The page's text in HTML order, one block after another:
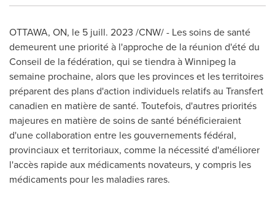
OTTAWA, ON, le 5 juill. 2023 /CNW/ - Les soins de santé
demeurent une priorité à l'approche de la réunion d'été du
Conseil de lafédération, qui se tiendra àWinnipeg la
semaine prochaine, alors que les provinces et les territoires
préparent des plans d'action individuels relatifs au Transfert
canadien en matière de santé. Toutefois, d'autres priorités
majeures en matière de soins de santé bénéficieraient
d'une collaboration entre les gouvernements fédéral,
provinciaux et territoriaux, comme la nécessité d'améliorer
l'accès rapide aux médicaments novateurs, y compris les
médicaments pour les maladies rares.